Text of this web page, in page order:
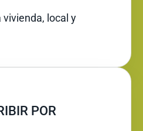
local y
POR